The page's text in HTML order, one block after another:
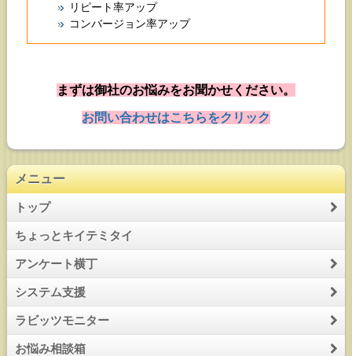
リピート率アップ
コンバージョン率アップ
まずは御社のお悩みをお聞かせください。
お問い合わせはこちらをクリック
メニュー
トップ
ちょっとキイテミタイ
アンケート横丁
システム支援
ラビッツモニター
お悩み相談箱